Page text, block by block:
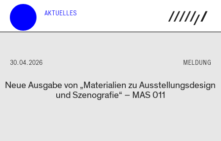
AKTUELLES
30.04.2026 MELDUNG
Neue Ausgabe von „Materialien zu Ausstellungsdesign
und Szenografie“ – MAS 011